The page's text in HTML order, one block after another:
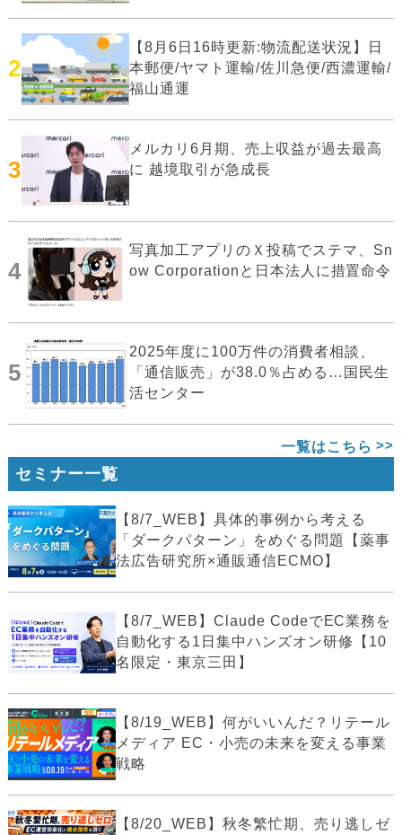
2
【8月6日16時更新:物流配送状況】日
本郵便/ヤマト運輸/佐川急便/西濃運輸/
福山通運
3
メルカリ6月期、売上収益が過去最高
に 越境取引が急成長
4
写真加工アプリのＸ投稿でステマ、Sn
ow Corporationと日本法人に措置命令
5
2025年度に100万件の消費者相談、
「通信販売」が38.0％占める…国民生
活センター
一覧はこちら
セミナー一覧
【8/7_WEB】具体的事例から考える
「ダークパターン」をめぐる問題【薬事
法広告研究所×通販通信ECMO】
【8/7_WEB】Claude CodeでEC業務を
自動化する1日集中ハンズオン研修【10
名限定・東京三田】
【8/19_WEB】何がいいんだ？リテール
メディア EC・小売の未来を変える事業
戦略
【8/20_WEB】秋冬繁忙期、売り逃しゼ